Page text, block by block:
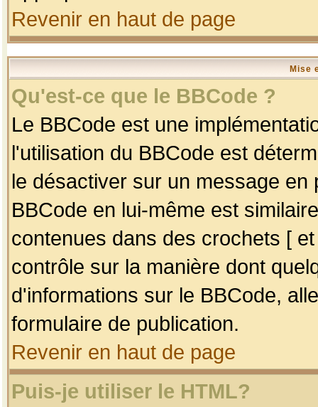
Revenir en haut de page
Mise
Qu'est-ce que le BBCode ?
Le BBCode est une
l'utilisation du BBCode est
le désactiver sur un message
BBCode en lui-même est
contenues dans des crochets [
contrôle sur la manière dont
d'informations sur le BBCode,
formulaire de publication.
Revenir en haut de page
Puis-je utiliser le HTML?